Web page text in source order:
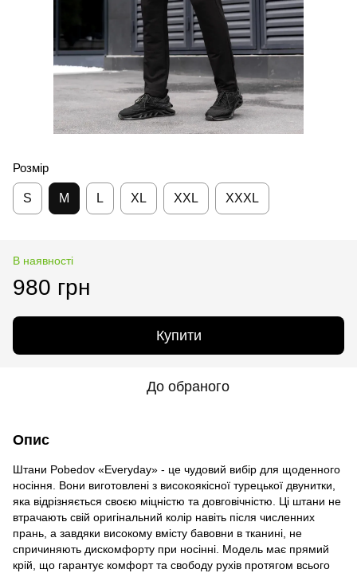
Розмір
S M L XL XXL XXXL
В наявності
980 грн
Купити
До обраного
Опис
Штани Pobedov «Everyday» - це чудовий вибір для щоденного
носіння. Вони виготовлені з високоякісної турецької двунитки,
яка відрізняється своєю міцністю та довговічністю. Ці штани не
втрачають свій оригінальний колір навіть після численних
прань, а завдяки високому вмісту бавовни в тканині, не
спричиняють дискомфорту при носінні. Модель має прямий
крій, що гарантує комфорт та свободу рухів протягом всього